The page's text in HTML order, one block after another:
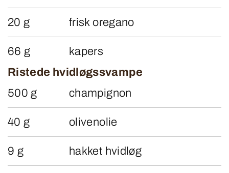
20 g frisk oregano
66 g
kapers
Ristede hvidløgssvampe
500 g
champignon
40 g olivenolie
9 g hakket hvidløg